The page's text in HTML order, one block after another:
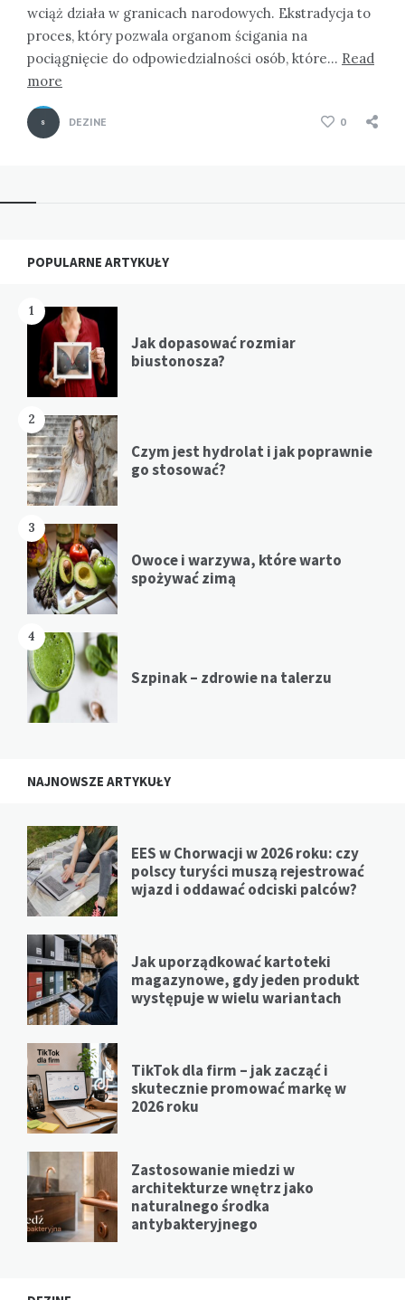
wciąż działa w granicach narodowych. Ekstradycja to
proces, który pozwala organom ścigania na
pociągnięcie do odpowiedzialności osób, które… Read
more
DEZINE 0
Widgets
POPULARNE ARTYKUŁY
1
Jak dopasować rozmiar
biustonosza?
2
Czym jest hydrolat i jak poprawnie
go stosować?
3
Owoce i warzywa, które warto
spożywać zimą
4
Szpinak – zdrowie na talerzu
NAJNOWSZE ARTYKUŁY
EES w Chorwacji w 2026 roku: czy
polscy turyści muszą rejestrować
wjazd i oddawać odciski palców?
Jak uporządkować kartoteki
magazynowe, gdy jeden produkt
występuje w wielu wariantach
TikTok dla firm – jak zacząć i
skutecznie promować markę w
2026 roku
Zastosowanie miedzi w
architekturze wnętrz jako
naturalnego środka
antybakteryjnego